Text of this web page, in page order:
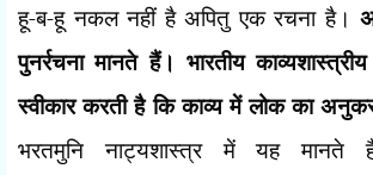
हू-ब-हू नकल नहीं है अपितु एक रचना है।
पुनर्रचना मानते हैं। भारतीय
स्वीकार करती है कि काव्य में लोक का
भरतमुनि नाट्यशास्त्र में यह